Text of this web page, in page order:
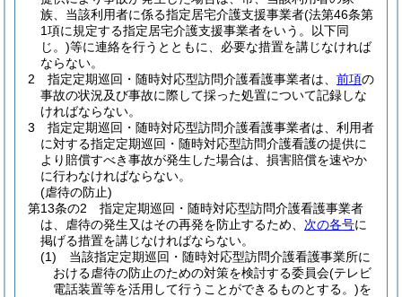
族、当該利用者に係る指定居宅介護支援事業者(法第46条第
1項に規定する指定居宅介護支援事業者をいう。以下同
じ。)等に連絡を行うとともに、必要な措置を講じなければ
ならない。
2
指定定期巡回・随時対応型訪問介護看護事業者は、 前項の
事故の状況及び事故に際して採った処置について記録しな
ければならない。
3
指定定期巡回・随時対応型訪問介護看護事業者は、利用者
に対する指定定期巡回・随時対応型訪問介護看護の提供に
より賠償すべき事故が発生した場合は、損害賠償を速やか
に行わなければならない。
(虐待の防止)
第13条の2
指定定期巡回・随時対応型訪問介護看護事業者
は、虐待の発生又はその再発を防止するため、 次の各号に
掲げる措置を講じなければならない。
(1)
当該指定定期巡回・随時対応型訪問介護看護事業所に
おける虐待の防止のための対策を検討する委員会(テレビ
電話装置等を活用して行うことができるものとする。)を